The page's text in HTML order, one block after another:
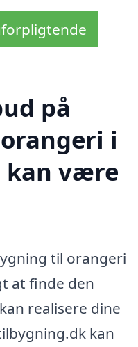
på
i
kan være
til orangeri
at finde den
realisere dine
kan